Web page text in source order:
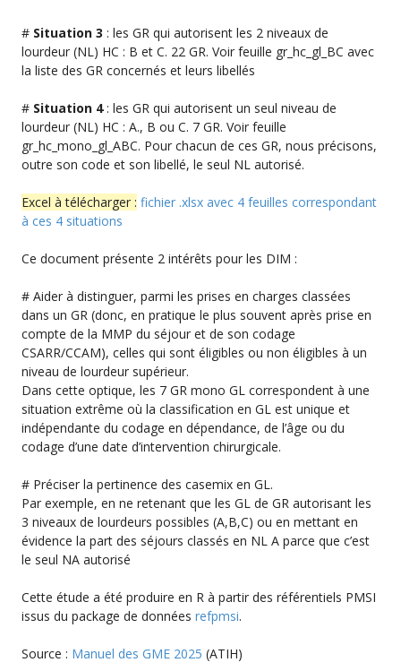
# Situation 3 : les GR qui autorisent les 2 niveaux de
lourdeur (NL) HC : B et C. 22 GR. Voir feuille gr_hc_gl_BC avec
la liste des GR concernés et leurs libellés
# Situation 4: les GR qui autorisent un seul niveau de
lourdeur (NL) HC : A., B ou C. 7 GR. Voir feuille
gr_hc_mono_gl_ABC. Pour chacun de ces GR, nous précisons,
outre son code et son libellé, le seul NL autorisé.
Excel à télécharger : fichier .xlsx avec 4 feuilles correspondant
à ces 4 situations
Ce document présente 2 intérêts pour les DIM :
# Aider à distinguer, parmi les prises en charges classées
dans un GR (donc, en pratique le plus souvent après prise en
compte de la MMP du séjour et de son codage
CSARR/CCAM), celles qui sont éligibles ou non éligibles à un
niveau de lourdeur supérieur.
Dans cette optique, les 7 GR mono GL correspondent à une
situation extrême où la classification en GL est unique et
indépendante du codage en dépendance, de l’âge ou du
codage d’une date d’intervention chirurgicale.
# Préciser la pertinence des casemix en GL.
Par exemple, en ne retenant que les GL de GR autorisant les
3 niveaux de lourdeurs possibles (A,B,C) ou en mettant en
évidence la part des séjours classés en NL A parce que c’est
le seul NA autorisé
Cette étude a été produire en R à partir des référentiels PMSI
issus du package de données refpmsi.
Source : Manuel des GME 2025 (ATIH)